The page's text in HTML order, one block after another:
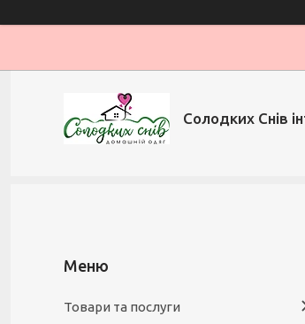
Солодких Снів
Товари та послуги